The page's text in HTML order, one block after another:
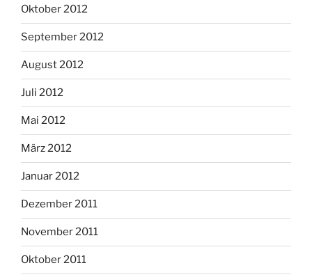
Oktober 2012
September 2012
August 2012
Juli 2012
Mai 2012
März 2012
Januar 2012
Dezember 2011
November 2011
Oktober 2011